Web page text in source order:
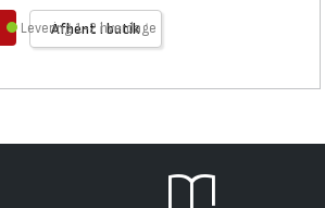
Afhent i butik
Levering 1-2 hverdage